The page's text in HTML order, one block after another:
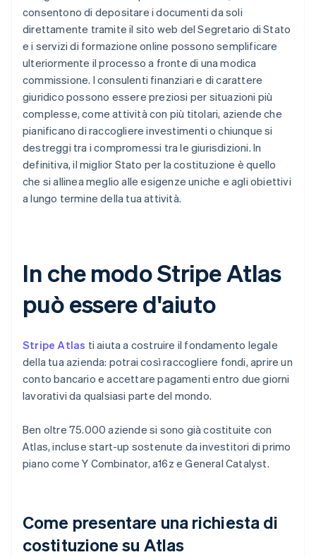
consentono di depositare i documenti da soli
direttamente tramite il sito web del Segretario di Stato
e i servizi di formazione online possono semplificare
ulteriormente il processo a fronte di una modica
commissione. I consulenti finanziari e di carattere
giuridico possono essere preziosi per situazioni più
complesse, come attività con più titolari, aziende che
pianificano di raccogliere investimenti o chiunque si
destreggi tra i compromessi tra le giurisdizioni. In
definitiva, il miglior Stato per la costituzione è quello
che si allinea meglio alle esigenze uniche e agli obiettivi
a lungo termine della tua attività.
In che modo Stripe Atlas
può essere d'aiuto
Stripe Atlas ti aiuta a costruire il fondamento legale
della tua azienda: potrai così raccogliere fondi, aprire un
conto bancario e accettare pagamenti entro due giorni
lavorativi da qualsiasi parte del mondo.
Ben oltre 75.000 aziende si sono già costituite con
Atlas, incluse start-up sostenute da investitori di primo
piano come Y Combinator, a16z e General Catalyst.
Come presentare una richiesta di
costituzione su Atlas